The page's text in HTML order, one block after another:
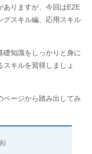
ありますが、今回はE2E
グスキル編、応用スキル
礎知識をしっかりと身に
キルを習得しましょ
ページから踏み出してみ
]